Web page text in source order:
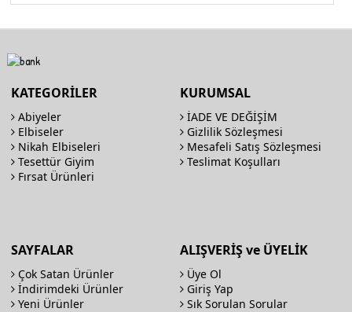
KATEGORİLER
Abiyeler
Elbiseler
Nikah Elbiseleri
Tesettür Giyim
Fırsat Ürünleri
KURUMSAL
İADE VE DEĞİŞİM
Gizlilik Sözleşmesi
Mesafeli Satış Sözleşmesi
Teslimat Koşulları
SAYFALAR
Çok Satan Ürünler
İndirimdeki Ürünler
Yeni Ürünler
ALIŞVERİŞ ve ÜYELİK
Üye Ol
Giriş Yap
Sık Sorulan Sorular